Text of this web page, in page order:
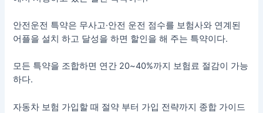
안전운전 특약은 무사고·안전 운전 점수를 보험사와 연계된
어플을 설치 하고 달성을 하면 할인을 해 주는 특약이다.
모든 특약을 조합하면 연간 20~40%까지 보험료 절감이 가능
하다.
자동차 보험 가입할 때 절약 부터 가입 전략까지 종합 가이드